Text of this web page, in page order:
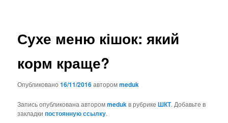
Сухе меню кішок: який
корм краще?
Опубликовано16/11/2016авторомmeduk
Запись опубликована авторомmedukв рубрикеШКТ. Добавьте в
закладкипостоянную ссылку.